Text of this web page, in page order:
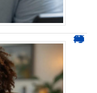
0424 démarchage : reconnaître l’appel et agir sans se tromper